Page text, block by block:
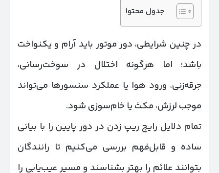
جدول محتوا
در چنین شرایطی، دور موتور باید آرام و یکنواخت
باشد؛ اما هرگونه اختلال در سوخت‌رسانی،
جرقه‌زنی، ورود هوا یا عملکرد سنسورها می‌تواند
موجب لرزش، مکث یا خام‌سوزی شود.
تمام دلایل رایج ریپ زدن در دور پایین را با بیانی
ساده و قابل‌فهم بررسی می‌کنیم تا رانندگان
بتوانند علائم را بهتر بشناسند و مسیر عیب‌یابی را